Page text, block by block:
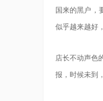
国来的黑户，
似乎越来越好
店长不动声色
报，时候未到